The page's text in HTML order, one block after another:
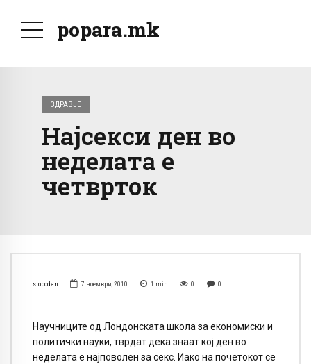
popara.mk
ЗДРАВЈЕ
Најсекси ден во
неделата е
четврток
slobodan 7 ноември, 2010 1 min 0 0
Научниците од Лондонската школа за економиски и
политички науки, тврдат дека знаат кој ден во
неделата е најповолен за секс. Иако на почетокот се